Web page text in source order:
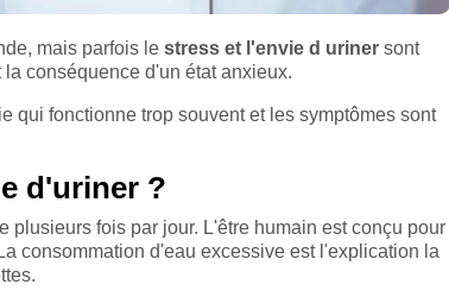
mais parfois le stress et l'envie d uriner sont
conséquence d'un état anxieux.
qui fonctionne trop souvent et les symptômes sont
d'uriner ?
plusieurs fois par jour. L'être humain est conçu pour
consommation d'eau excessive est l'explication la